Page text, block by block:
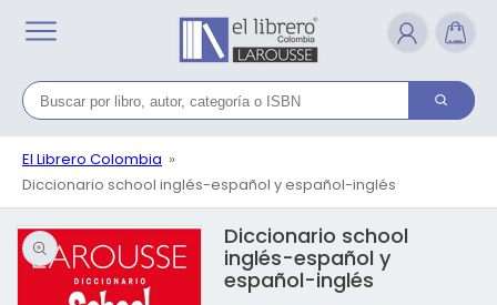
directamente
al contenido
El Librero Colombia
Diccionario school inglés-español y español-inglés
Ir directamente a la
información del
producto
Diccionario school
inglés-español y
español-inglés